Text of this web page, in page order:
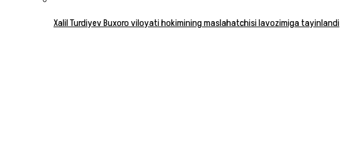
Xalil Turdiyev Buxoro viloyati hokimining maslahatchisi lavozimiga tayinlandi